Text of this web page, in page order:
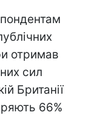
отримав
сил
Британії
66%